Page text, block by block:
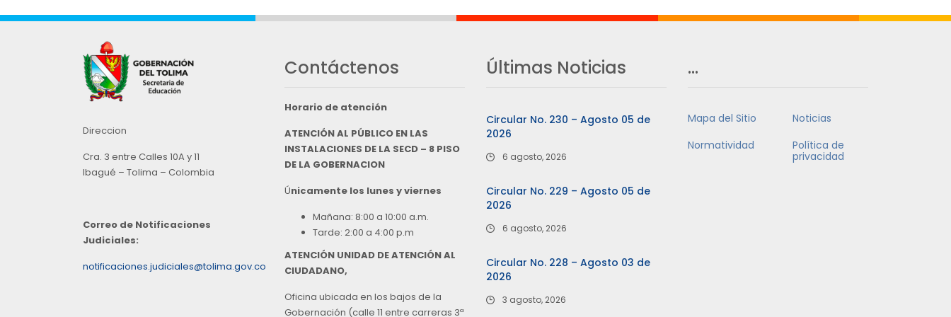
Direccion
Cra. 3 entre Calles 10A y 11
Ibagué – Tolima – Colombia
Correo de Notificaciones
Judiciales:
notificaciones.judiciales@tolima.gov.co
Contáctenos
Horario de atención
ATENCIÓN AL PÚBLICO EN LAS
INSTALACIONES DE LA SECD – 8 PISO
DE LA GOBERNACION
Únicamente los lunes y viernes
Mañana: 8:00 a 10:00 a.m.
Tarde: 2:00 a 4:00 p.m
ATENCIÓN UNIDAD DE ATENCIÓN AL
CIUDADANO,
Oficina ubicada en los bajos de la
Gobernación (calle 11 entre carreras 3ª
Últimas Noticias
Circular No. 230 – Agosto 05 de
2026
6 agosto, 2026
Circular No. 229 – Agosto 05 de
2026
6 agosto, 2026
Circular No. 228 – Agosto 03 de
2026
3 agosto, 2026
…
Mapa del Sitio
Noticias
Normatividad
Política de
privacidad